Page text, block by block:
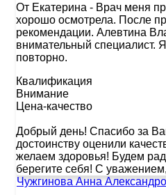
От Екатерина - Врач меня
хорошо осмотрела. После
рекомендации. Алевтина
внимательный специалист.
повторно.
Квалификация
Внимание
Цена-качество
Добрый день! Спасибо за
достоинству оценили
желаем здоровья! Будем
берегите себя! С
Чужгинова Анна